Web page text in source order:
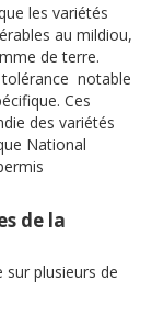
les variétés
au mildiou,
de terre.
tolérance notable
Ces
des variétés
National
de la
sur plusieurs de